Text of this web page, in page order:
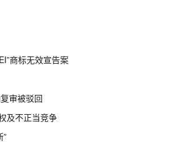
商标无效宣告案
复审被驳回
及不正当竞争
”